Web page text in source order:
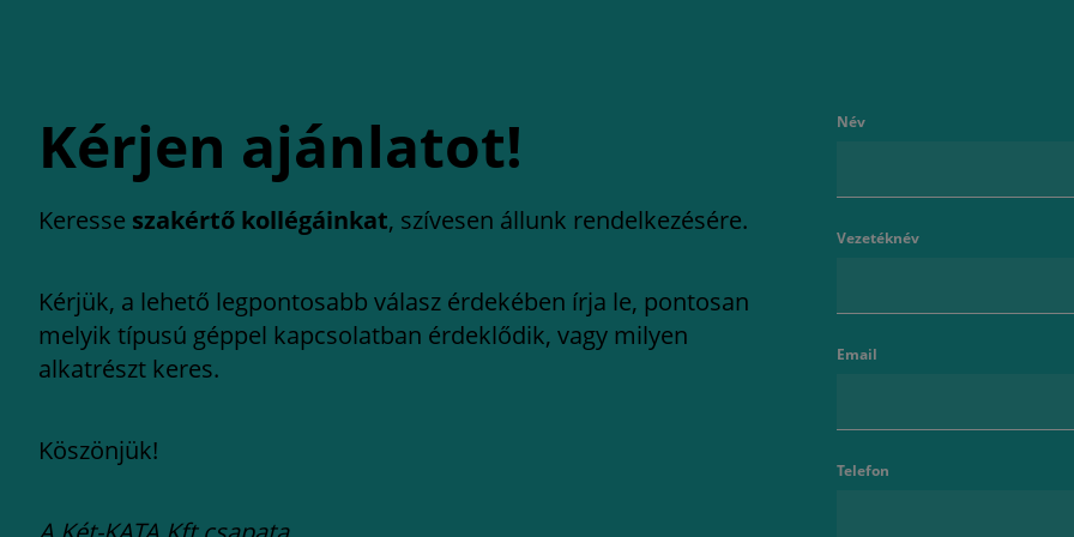
Kérjen ajánlatot!
Keresse szakértő kollégáinkat, szívesen állunk rendelkezésére.
Kérjük, a lehető legpontosabb válasz érdekében írja le, pontosan
melyik típusú géppel kapcsolatban érdeklődik, vagy milyen
alkatrészt keres.
Köszönjük!
Név
Vezetéknév
Email
Telefon